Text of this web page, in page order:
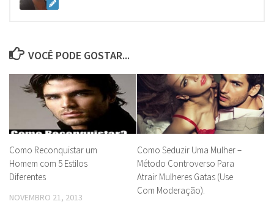
VOCÊ PODE GOSTAR...
Como Reconquistar um
Homem com 5 Estilos
Diferentes
NOVEMBRO 21, 2013
Como Seduzir Uma Mulher –
Método Controverso Para
Atrair Mulheres Gatas (Use
Com Moderação).